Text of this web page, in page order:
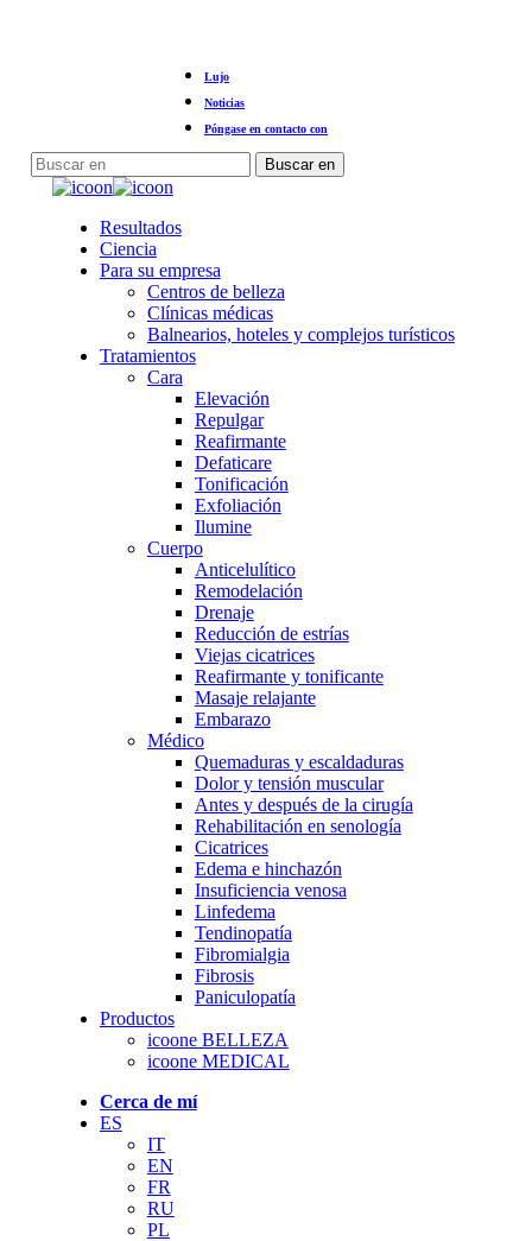
Lujo
Noticias
Póngase en contacto con
Buscar en
Cerrar
Menú
Resultados
Ciencia
Para su empresa
Centros de belleza
Clínicas médicas
Balnearios, hoteles y complejos turísticos
Tratamientos
Cara
Elevación
Repulgar
Reafirmante
Defaticare
Tonificación
Exfoliación
Ilumine
Cuerpo
Anticelulítico
Remodelación
Drenaje
Reducción de estrías
Viejas cicatrices
Reafirmante y tonificante
Masaje relajante
Embarazo
Médico
Quemaduras y escaldaduras
Dolor y tensión muscular
Antes y después de la cirugía
Rehabilitación en senología
Cicatrices
Edema e hinchazón
Insuficiencia venosa
Linfedema
Tendinopatía
Fibromialgia
Fibrosis
Paniculopatía
Productos
icoone BELLEZA
icoone MEDICAL
Cerca de mí
ES
IT
EN
FR
RU
PL